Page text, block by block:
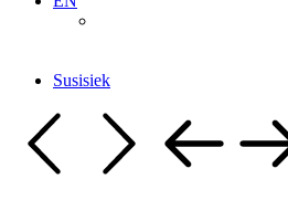
Susisiek